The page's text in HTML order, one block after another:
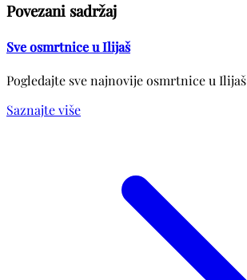
Povezani sadržaj
Sve osmrtnice u Ilijaš
Pogledajte sve najnovije osmrtnice u Ilijaš
Saznajte više